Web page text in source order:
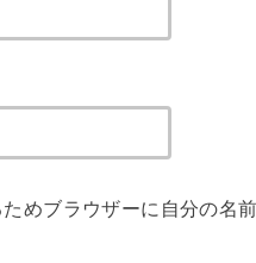
めブラウザーに自分の名